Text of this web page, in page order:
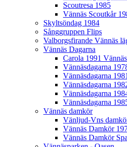
Scoutresa 1985
Vännäs Scoutkår
Skyltsöndag 1984
Sånggruppen Flips
Valborgsfirande Vännäs
Vännäs Dagarna
Carola 1991
Vännäsdagarna
Vännäsdagarna 1981
Vännäsdagarna
Vännäsdagarna
Vännäsdagarna
Vännäs damkör
Vänljud-Vns
Vännäs Damkör
Vännäs Damkör